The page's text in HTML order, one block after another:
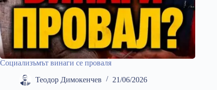
Социализъмът винаги се проваля
Теодор Димокенчев 21/06/2026